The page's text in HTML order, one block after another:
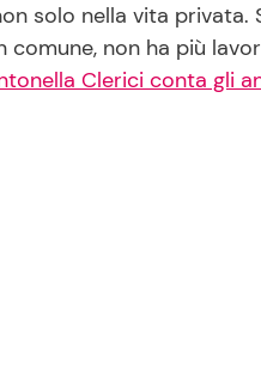
solo nella vita privata.
comune, non ha più
Clerici conta gli